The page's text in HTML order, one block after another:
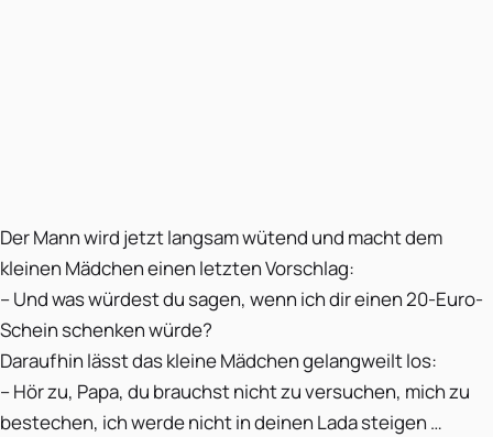
Der Mann wird jetzt langsam wütend und macht dem
kleinen Mädchen einen letzten Vorschlag:
– Und was würdest du sagen, wenn ich dir einen 20-Euro-
Schein schenken würde?
Daraufhin lässt das kleine Mädchen gelangweilt los:
– Hör zu, Papa, du brauchst nicht zu versuchen, mich zu
bestechen, ich werde nicht in deinen Lada steigen …